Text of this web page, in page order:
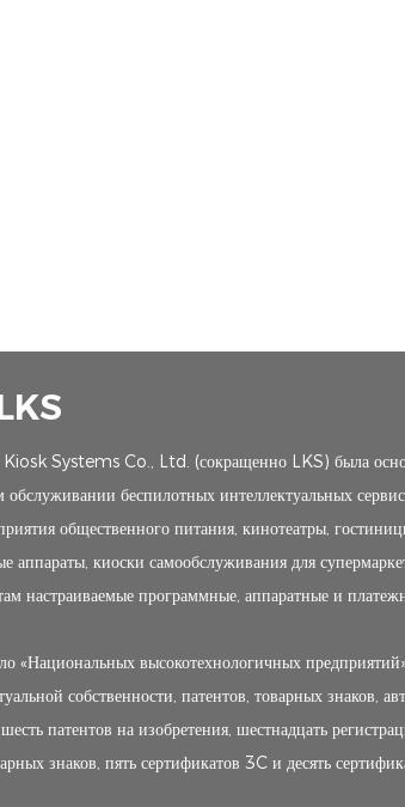
Systems Co., Ltd. (сокращенно LKS) была
беспилотных интеллектуальных
общественного питания, кинотеатры,
аппараты, киоски самообслуживания для
настраиваемые программные, аппаратные и
«Национальных высокотехнологичных
собственности, патентов, товарных знаков,
патентов на изобретения, шестнадцать
знаков, пять сертификатов 3C и десять